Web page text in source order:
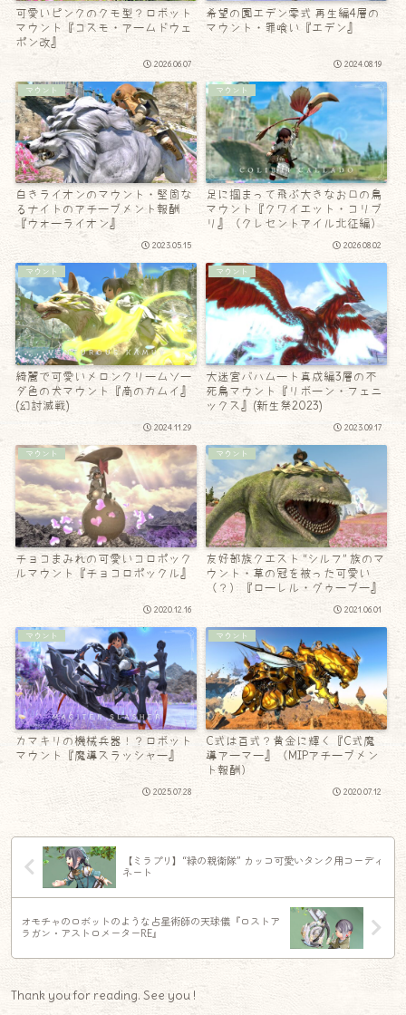
可愛いピンクのクモ型？ロボット
マウント『コスモ・アームドウェ
ポン改』
2026.06.07
希望の園エデン零式 再生編4層の
マウント・罪喰い『エデン』
2024.08.19
マウント
白きライオンのマウント・堅固な
るナイトのアチーブメント報酬
『ウォーライオン』
2023.05.15
マウント
足に掴まって飛ぶ大きなお口の鳥
マウント『クワイエット・コリブ
リ』（クレセントアイル北征編）
2026.08.02
マウント
綺麗で可愛いメロンクリームソー
ダ色の犬マウント『商のカムイ』
(幻討滅戦)
2024.11.29
マウント
大迷宮バハムート真成編3層の不
死鳥マウント『リボーン・フェニ
ックス』(新生祭2023)
2023.09.17
マウント
チョコまみれの可愛いコロポック
ルマウント『チョコロポックル』
2020.12.16
マウント
友好部族クエスト “シルフ” 族のマ
ウント・草の冠を被った可愛い
（？）『ローレル・グゥーブー』
2021.06.01
マウント
カマキリの機械兵器！？ロボット
マウント『魔導スラッシャー』
2025.07.28
マウント
C式は百式？黄金に輝く『C式魔
導アーマー』（MIPアチーブメン
ト報酬）
2020.07.12
【ミラプリ】“緑の親衛隊” カッコ可愛いタンク用コーディ
ネート
オモチャのロボットのような占星術師の天球儀『ロストア
ラガン・アストロメーターRE』
Thank you for reading. See you !